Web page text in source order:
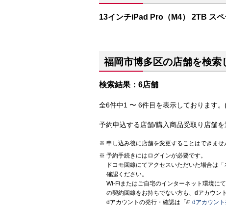
13インチiPad Pro（M4） 2TB スペ
福岡市博多区の店舗を検
検索結果：6店舗
全6件中1 〜 6件目を表示しております
予約申込する店舗/購入商品受取り店舗を
申し込み後に店舗を変更することはできませ
予約手続きにはログインが必要です。
ドコモ回線にてアクセスいただいた場合は
確認ください。
Wi-Fiまたはご自宅のインターネット環境に
の契約回線をお持ちでない方も、dアカウン
dアカウントの発行・確認は「
dアカウン